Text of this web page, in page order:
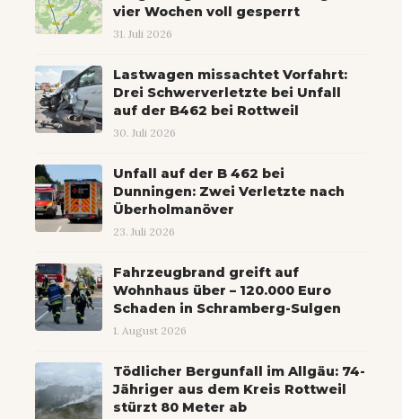
vier Wochen voll gesperrt
31. Juli 2026
Lastwagen missachtet Vorfahrt:
Drei Schwerverletzte bei Unfall
auf der B462 bei Rottweil
30. Juli 2026
Unfall auf der B 462 bei
Dunningen: Zwei Verletzte nach
Überholmanöver
23. Juli 2026
Fahrzeugbrand greift auf
Wohnhaus über – 120.000 Euro
Schaden in Schramberg-Sulgen
1. August 2026
Tödlicher Bergunfall im Allgäu: 74-
Jähriger aus dem Kreis Rottweil
stürzt 80 Meter ab